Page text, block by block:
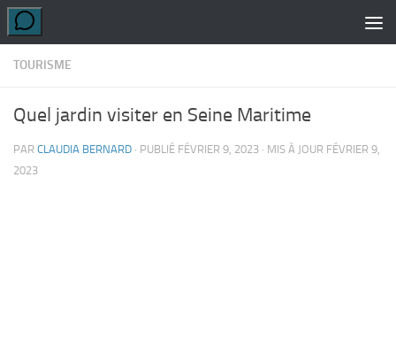
Skip to content
TOURISME
Quel jardin visiter en Seine Maritime
PAR CLAUDIA BERNARD · PUBLIÉ FÉVRIER 9, 2023 · MIS À JOUR FÉVRIER 9,
2023